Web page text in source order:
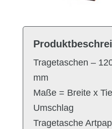
Tragetaschen –
mm
Maße = Breite x
Umschlag
Tragetasche